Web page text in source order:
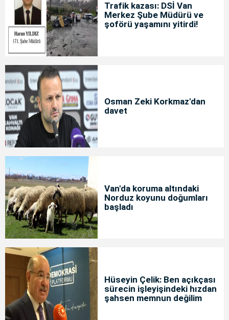
Trafik kazası: DSİ Van
Merkez Şube Müdürü ve
şoförü yaşamını yitirdi!
Osman Zeki Korkmaz'dan
davet
Van'da koruma altındaki
Norduz koyunu doğumları
başladı
Hüseyin Çelik: Ben açıkçası
sürecin işleyişindeki hızdan
şahsen memnun değilim